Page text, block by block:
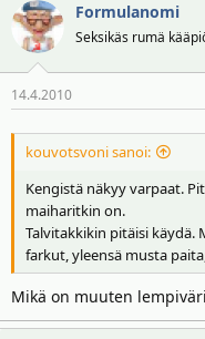
Formulanomi
Seksikäs rumä
14.4.2010
kouvotsvoni sanoi:
Kengistä näkyy varpaat.
maiharitkin on.
Talvitakkikin pitäisi
farkut, yleensä musta
Mikä on muuten